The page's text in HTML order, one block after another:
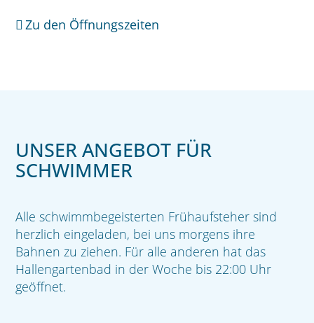
Zu den Öffnungszeiten
UNSER ANGEBOT FÜR
SCHWIMMER
Alle schwimmbegeisterten Frühaufsteher sind
herzlich eingeladen, bei uns morgens ihre
Bahnen zu ziehen. Für alle anderen hat das
Hallengartenbad in der Woche bis 22:00 Uhr
geöffnet.